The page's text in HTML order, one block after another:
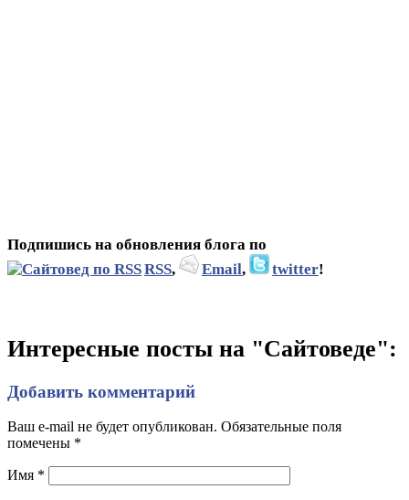
Подпишись на обновления блога по
RSS, Email, twitter!
Интересные посты на "Сайтоведе":
Добавить комментарий
Ваш e-mail не будет опубликован. Обязательные поля
помечены *
Имя *